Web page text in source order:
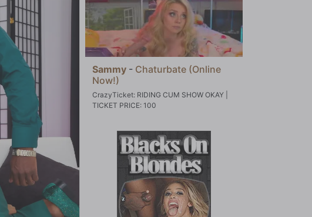
Sammy - Chaturbate (Online
Now!)
CrazyTicket: RIDING CUM SHOW OKAY |
TICKET PRICE: 100